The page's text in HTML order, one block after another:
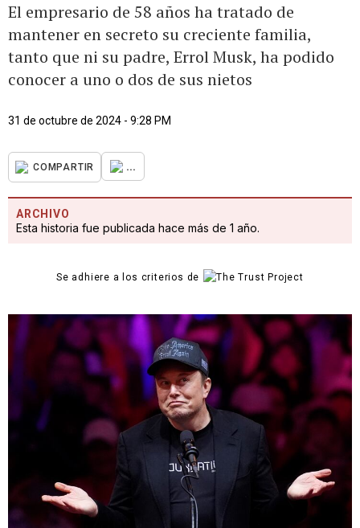
El empresario de 58 años ha tratado de
mantener en secreto su creciente familia,
tanto que ni su padre, Errol Musk, ha podido
conocer a uno o dos de sus nietos
31 de octubre de 2024 - 9:28 PM
COMPARTIR ...
ARCHIVO
Esta historia fue publicada hace más de 1 año.
Se adhiere a los criterios de